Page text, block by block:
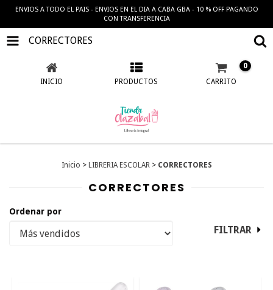
ENVIOS A TODO EL PAIS - ENVIOS EN EL DIA A CABA GBA - 10 % OFF PAGANDO
CON TRANSFERENCIA
CORRECTORES
INICIO PRODUCTOS CARRITO
0
Inicio > LIBRERIA ESCOLAR > CORRECTORES
CORRECTORES
Ordenar por
FILTRAR